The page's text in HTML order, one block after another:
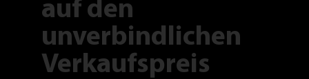
auf den
unverbindlichen
Verkaufspreis